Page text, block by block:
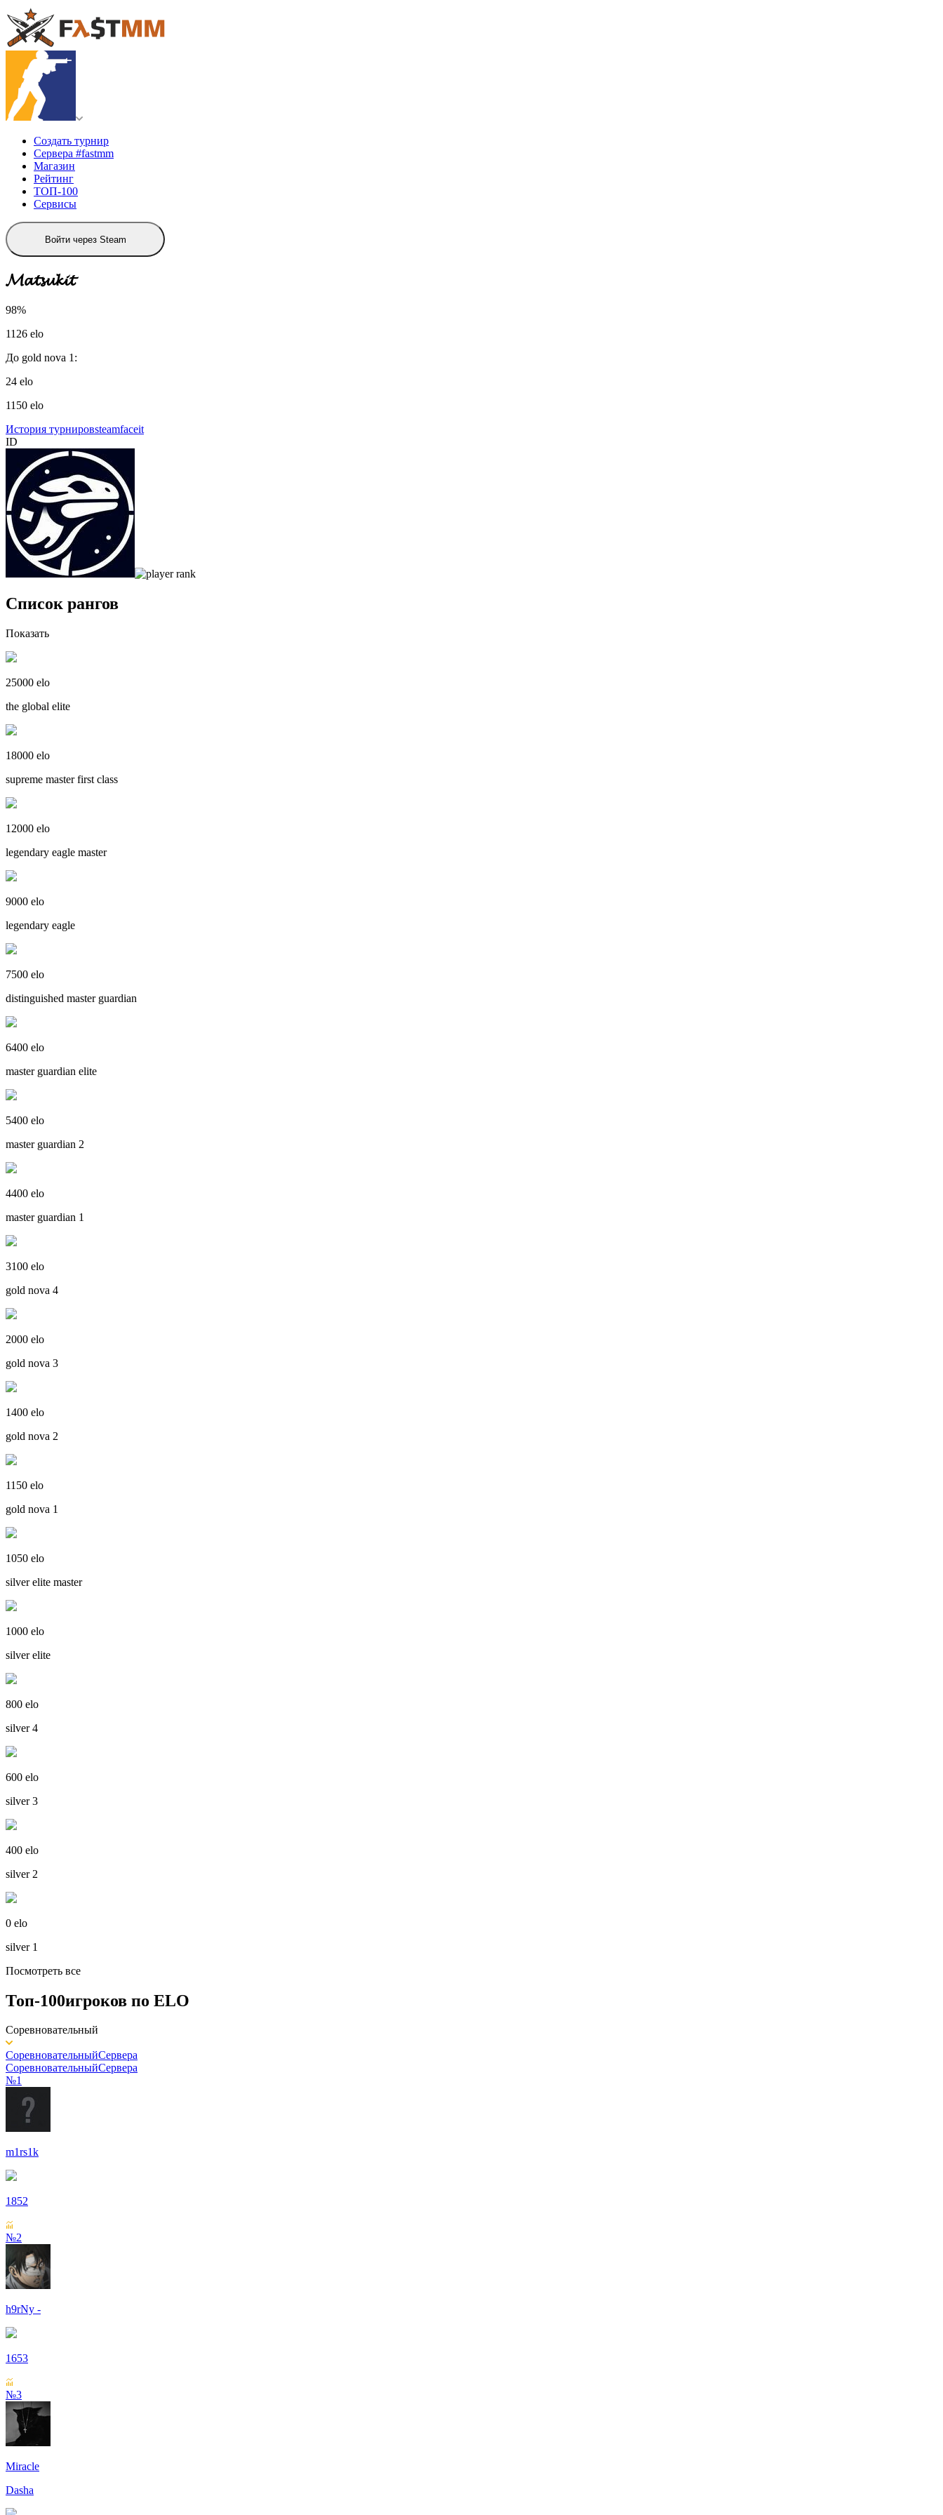
Создать турнир
Сервера #fastmm
Магазин
Рейтинг
ТОП-100
Сервисы
Войти через Steam
𝓜𝓪𝓽𝓼𝓾𝓴𝓲𝓽
98%
1126 elo
До gold nova 1:
24 elo
1150 elo
История турнировsteamfaceit
ID
Список рангов
Показать
25000 elo
the global elite
18000 elo
supreme master first class
12000 elo
legendary eagle master
9000 elo
legendary eagle
7500 elo
distinguished master guardian
6400 elo
master guardian elite
5400 elo
master guardian 2
4400 elo
master guardian 1
3100 elo
gold nova 4
2000 elo
gold nova 3
1400 elo
gold nova 2
1150 elo
gold nova 1
1050 elo
silver elite master
1000 elo
silver elite
800 elo
silver 4
600 elo
silver 3
400 elo
silver 2
0 elo
silver 1
Посмотреть все
Топ-100игроков по ELO
Соревновательный
СоревновательныйСервера
СоревновательныйСервера
№1
m1rs1k
1852
№2
h9rNy -
1653
№3
Miracle
Dasha